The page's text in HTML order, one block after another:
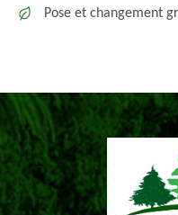
Pose et changement